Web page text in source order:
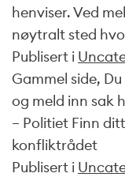
henviser. Ved
nøytralt sted
Publisert i
Gammel side,
og meld inn sak
– Politiet Finn
konfliktrådet
Publisert i